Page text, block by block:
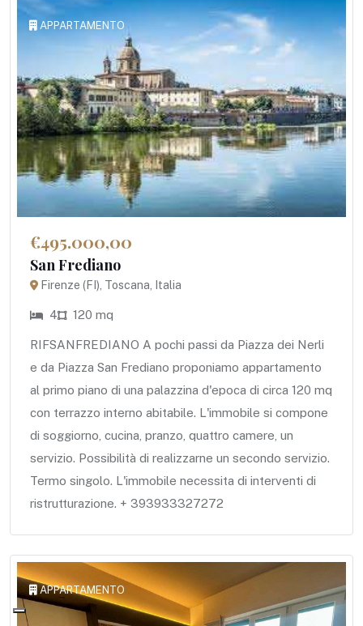
APPARTAMENTO
€495.000,00
San Frediano
Firenze (FI), Toscana, Italia
4 120 mq
RIFSANFREDIANO A pochi passi da Piazza dei Nerli
e da Piazza San Frediano proponiamo appartamento
al primo piano di una palazzina d'epoca di circa 120 mq
con terrazzo interno abitabile. L'immobile si compone
di soggiorno, cucina, pranzo, quattro camere, un
servizio. Possibilità di realizzarne un secondo servizio.
Termo singolo. L'immobile necessita di interventi di
ristrutturazione. + 393933327272
APPARTAMENTO